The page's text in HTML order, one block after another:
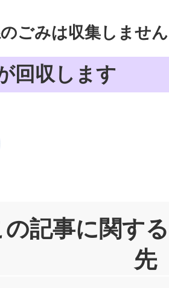
ごみは収集しませ
回収します
の記事に関す
先